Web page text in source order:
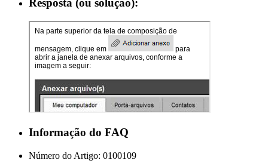
Resposta (ou solução):
Informação do FAQ
Número do Artigo: 0100109